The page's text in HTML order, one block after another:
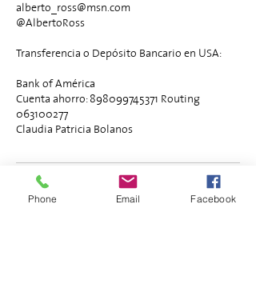
alberto_ross@msn.com
@AlbertoRoss
Transferencia o Depósito Bancario en USA:
Bank of América
Cuenta ahorro: 898099745371 Routing
063100277
Claudia Patricia Bolanos
Política de cancelación
Phone Email Facebook